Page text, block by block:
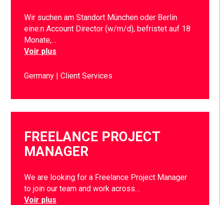
Wir suchen am Standort München oder Berlin
eine:n Account Director (w/m/d), befristet auf 18
Monate,…
Voir plus
Germany Client Services
FREELANCE PROJECT
MANAGER
We are looking for a Freelance Project Manager
to join our team and work across…
Voir plus